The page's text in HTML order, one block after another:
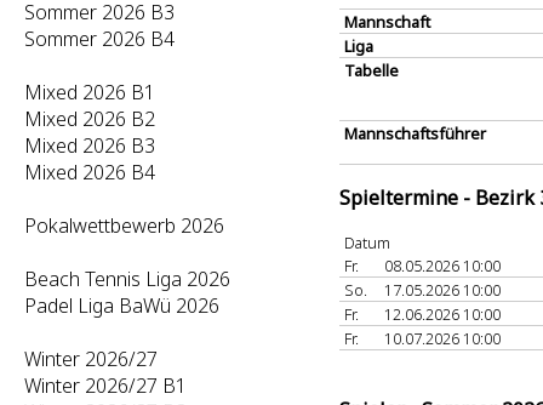
Sommer 2026 B3
Sommer 2026 B4
Mixed 2026 B1
Mixed 2026 B2
Mixed 2026 B3
Mixed 2026 B4
Pokalwettbewerb 2026
Beach Tennis Liga 2026
Padel Liga BaWü 2026
Winter 2026/27
Winter 2026/27 B1
Mannschaft
Liga
Tabelle
Mannschaftsführer
Spieltermine - Bezirk
Datum
Fr.
08.05.2026 10:00
So.
17.05.2026 10:00
Fr.
12.06.2026 10:00
Fr.
10.07.2026 10:00